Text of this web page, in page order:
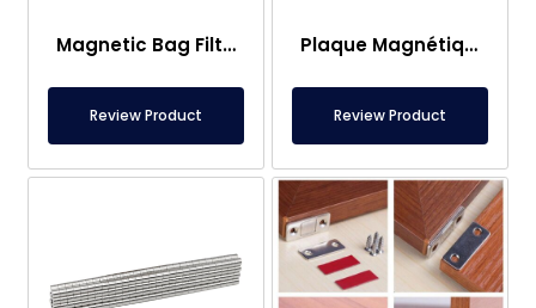
Magnetic Bag Filter Head
Review Product
Plaque Magnétique – Pour Sous Plancher – Conforme aux Normes Alimentaires
Review Product